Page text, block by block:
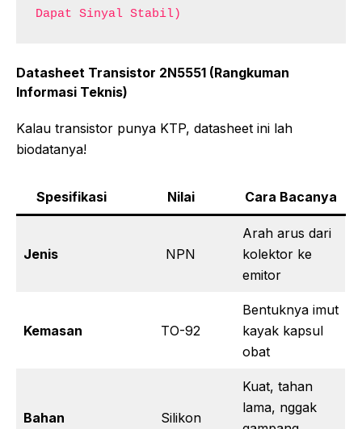
Dapat Sinyal Stabil)
Datasheet Transistor 2N5551 (Rangkuman
Informasi Teknis)
Kalau transistor punya KTP, datasheet ini lah
biodatanya!
Spesifikasi Nilai Cara Bacanya
Jenis NPN
Arah arus dari
kolektor ke
emitor
Kemasan TO-92
Bentuknya imut
kayak kapsul
obat
Bahan Silikon
Kuat, tahan
lama, nggak